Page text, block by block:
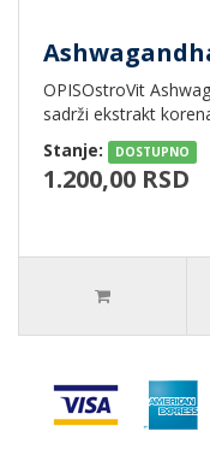
OPISOstroVit
sadrži ekstrakt
Stanje:
DOSTUPNO
1.200,00 RSD